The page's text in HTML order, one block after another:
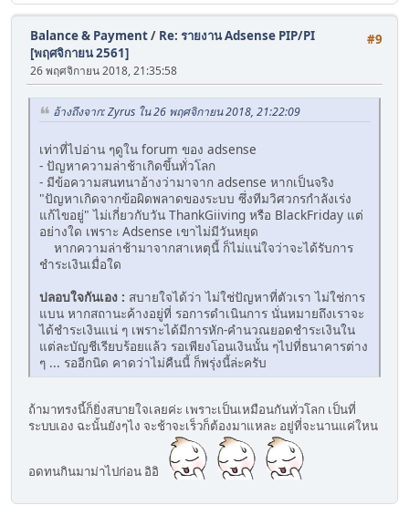
#9
Balance & Payment/ Re: รายงาน Adsense PIP/PI
[พฤศจิกายน 2561]
26 พฤศจิกายน 2018, 21:35:58
อ้างถึงจาก: Zyrus ใน 26 พฤศจิกายน 2018, 21:22:09
เท่าที่ไปอ่าน ๆดูใน forum ของ adsense
- ปัญหาความล่าช้าเกิดขึ้นทั่วโลก
- มีข้อความสนทนาอ้างว่ามาจาก adsense หากเป็นจริง
"ปัญหาเกิดจากข้อผิดพลาดของระบบ ซึ่งทีมวิศวกรกำลังเร่ง
แก้ไขอยู่" ไม่เกี่ยวกับวัน ThankGiiving หรือ BlackFriday แต่
อย่างใด เพราะ Adsense เขาไม่มีวันหยุด
หากความล่าช้ามาจากสาเหตุนี้ ก็ไม่แน่ใจว่าจะได้รับการ
ชำระเงินเมื่อใด
ปลอบใจกันเอง : สบายใจได้ว่า ไม่ใช่ปัญหาที่ตัวเรา ไม่ใช่การ
แบน หากสถานะค้างอยู่ที่ รอการดำเนินการ นั่นหมายถึงเราจะ
ได้ชำระเงินแน่ ๆ เพราะได้มีการหัก-คำนวณยอดชำระเงินใน
แต่ละบัญชีเรียบร้อยแล้ว รอเพียงโอนเงินนั้น ๆไปที่ธนาคารต่าง
ๆ ... รออีกนิด คาดว่าไม่คืนนี้ ก็พรุ่งนี้ล่ะครับ
ถ้ามาทรงนี้ก็ยิ่งสบายใจเลยค่ะ เพราะเป็นเหมือนกันทั่วโลก เป็นที่
ระบบเอง ฉะนั้นยังๆไง จะช้าจะเร็วก็ต้องมาแหละ อยู่ที่จะนานแค่ใหน
อดทนกินมาม่าไปก่อน อิอิ